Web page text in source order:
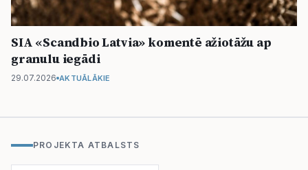
SIA «Scandbio Latvia» komentē ažiotāžu ap
granulu iegādi
29.07.2026 AKTUĀLĀKIE
PROJEKTA ATBALSTS